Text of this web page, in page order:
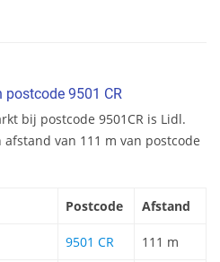
9501 CR
bij postcode 9501CR is Lidl.
van 111 m van postcode
Postcode Afstand
9501 CR 111 m